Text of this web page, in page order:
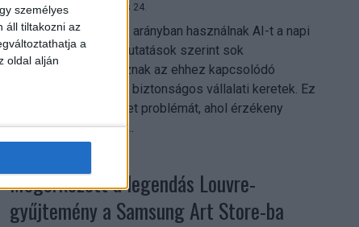
személyes
áll tiltakozni az
a
oldal alján
Digital Center 2026. július 24.
A munkavállalók nagy arányban használnak AI-t a napi
munkában, ám friss kutatások szerint sok
szervezetnél hiányoznak az ehhez kapcsolódó
világos irányelvek és biztonságos vállalati keretek. Ez
különösen ott jelenthet problémát, ahol érzékeny
üzleti információkkal...
Megérkezett a legendás Louvre-
gyűjtemény a Samsung Art Store-ba